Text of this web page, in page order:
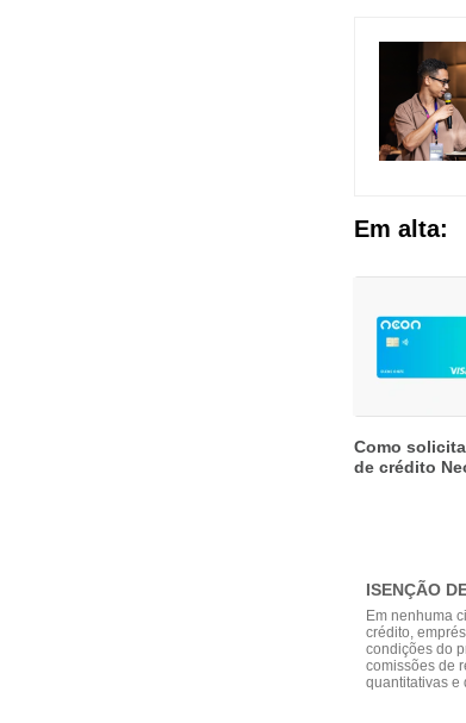
Em alta:
Como
de crédito
ISENÇÃO
Em nenhuma
crédito,
condições do
comissões de
quantitativas e